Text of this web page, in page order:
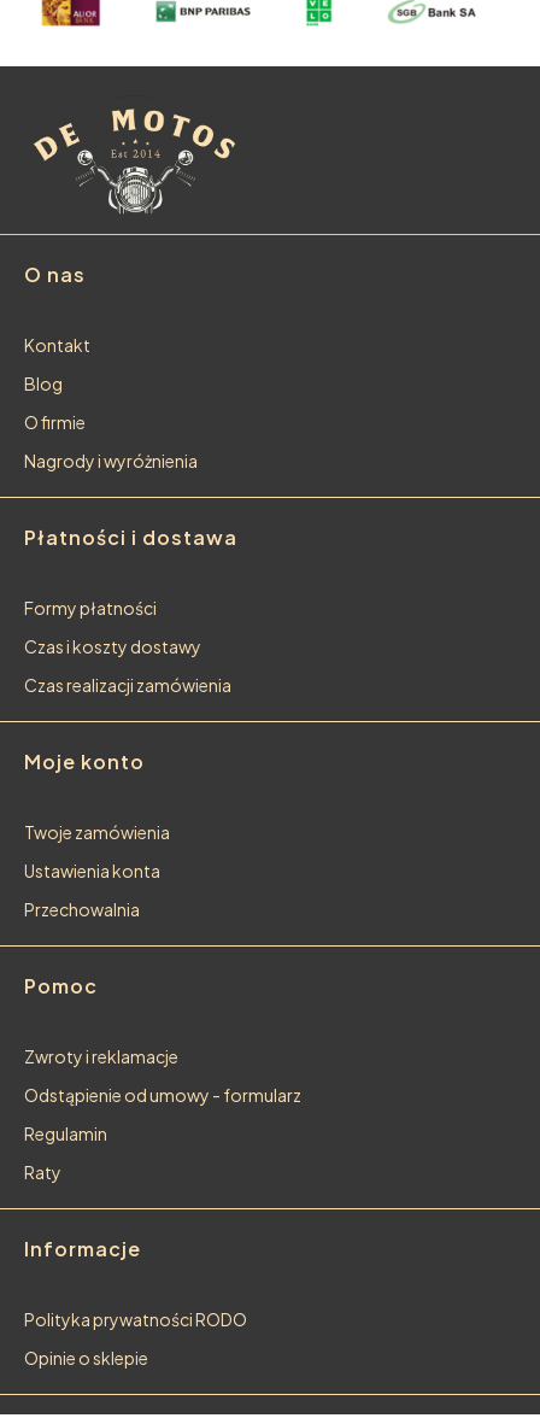
Linki w stopce
O nas
Kontakt
Blog
O firmie
Nagrody i wyróżnienia
Płatności i dostawa
Formy płatności
Czas i koszty dostawy
Czas realizacji zamówienia
Moje konto
Twoje zamówienia
Ustawienia konta
Przechowalnia
Pomoc
Zwroty i reklamacje
Odstąpienie od umowy - formularz
Regulamin
Raty
Informacje
Polityka prywatności RODO
Opinie o sklepie